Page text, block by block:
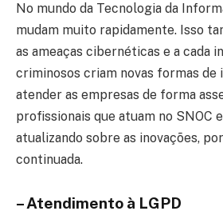
No mundo da Tecnologia da
mudam muito rapidamente. Isso
as ameaças cibernéticas e a cada
criminosos criam novas formas de
atender as empresas de forma
profissionais que atuam no SNOC
atualizando sobre as inovações,
continuada.
– Atendimento à LGPD